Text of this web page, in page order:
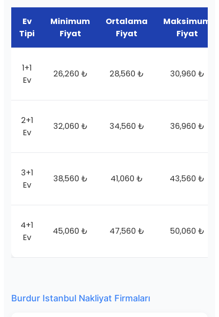
Ev
Tipi
Minimum
Fiyat
Ortalama
Fiyat
Maksimum
Fiyat
1+1
Ev
26,260 ₺ 28,560 ₺ 30,960 ₺
2+1
Ev
32,060 ₺ 34,560 ₺ 36,960 ₺
3+1
Ev
38,560 ₺ 41,060 ₺ 43,560 ₺
4+1
Ev
45,060 ₺ 47,560 ₺ 50,060 ₺
Burdur Istanbul Nakliyat Firmaları